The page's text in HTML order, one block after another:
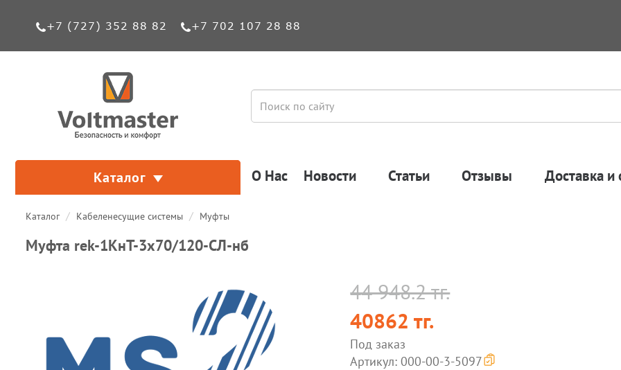
+7 (727) 352 88 82 +7 702 107 28 88
Каталог О Нас Новости Статьи Отзывы Доставка и
Каталог Кабеленесущие системы Муфты
Муфта rek-1КнТ-3х70/120-СЛ-нб
44 948.2 тг.
40862 тг.
Под заказ
Артикул: 000-00-3-5097